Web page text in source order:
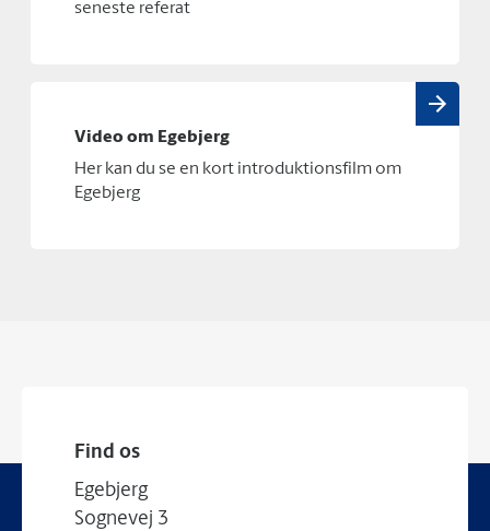
seneste referat
Video om Egebjerg
Her kan du se en kort introduktionsfilm om
Egebjerg
Find os
Egebjerg
Sognevej 3